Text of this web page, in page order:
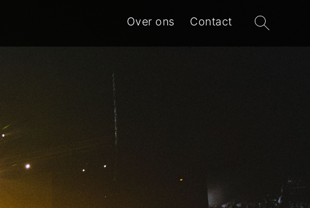
Over ons Contact
Zoeken
naar: